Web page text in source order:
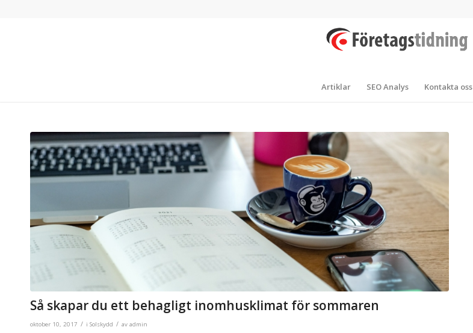
Artiklar SEO Analys Kontakta oss
Så skapar du ett behagligt inomhusklimat för sommaren
oktober 10, 2017 / i Solskydd / av admin